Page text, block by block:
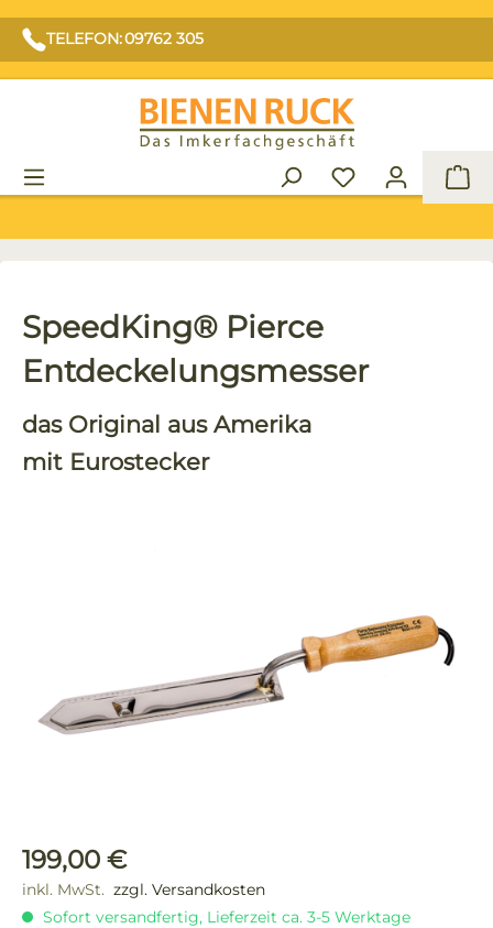
TELEFON: 09762 305
SpeedKing® Pierce
Entdeckelungsmesser
das Original aus Amerika
mit Eurostecker
Regulärer Preis:
199,00 €
inkl. MwSt. zzgl. Versandkosten
Sofort versandfertig, Lieferzeit ca. 3-5 Werktage